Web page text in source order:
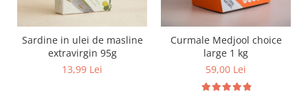
Sardine in ulei de masline
extravirgin 95g
13,99 Lei
Curmale Medjool choice
large 1 kg
59,00 Lei